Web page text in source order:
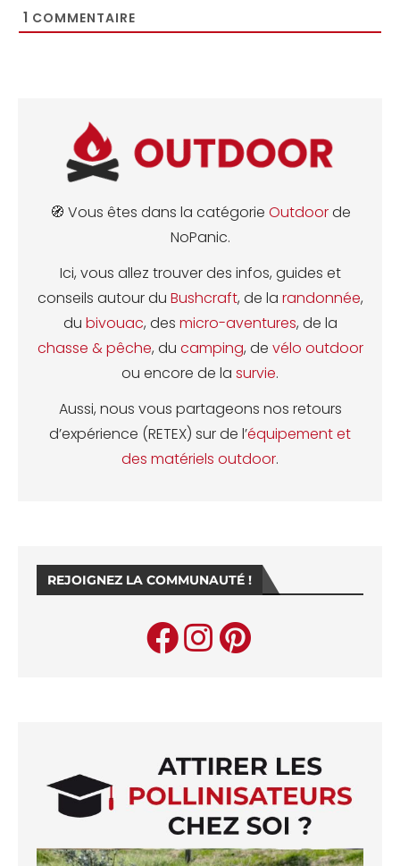
1 COMMENTAIRE
🧭 Vous êtes dans la catégorie Outdoorde
NoPanic.
Ici, vous allez trouver des infos, guides et
conseils autour du Bushcraft, de la randonnée,
du bivouac, des micro-aventures, de la
chasse & pêche, du camping, de vélo outdoor
ou encore de la survie.
Aussi, nous vous partageons nos retours
d’expérience (RETEX) sur de l’équipement et
des matériels outdoor.
REJOIGNEZ LA COMMUNAUTÉ !